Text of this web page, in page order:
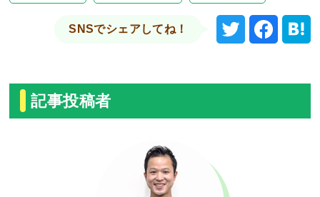
SNSでシェアしてね！
記事投稿者